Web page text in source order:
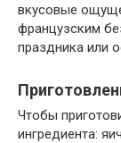
вкусовые
французским
праздника или
Чтобы
ингредиента: